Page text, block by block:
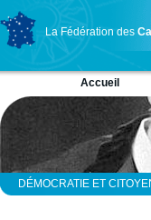
La Fédération des
Accueil
DÉMOCRATIE ET